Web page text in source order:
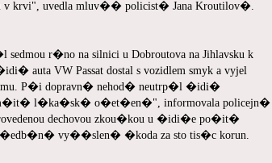
v krvi", uvedla mluv�� policist� Jana Kroutilov�.
r�no na silnici u Dobroutova na Jihlavsku k
auta VW Passat dostal s vozidlem smyk a vyjel
P�i dopravn� nehod� neutrp�l �idi�
l�ka�sk� o�et�en�", informovala policejn�
dechovou zkou�kou u �idi�e po�it�
vy��slen� �koda za sto tis�c korun.